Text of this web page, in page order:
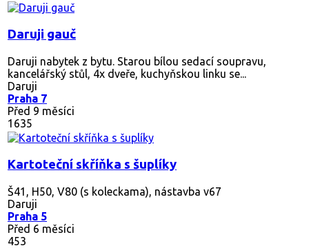
Daruji gauč
Daruji nabytek z bytu. Starou bílou sedací soupravu,
kancelářský stůl, 4x dveře, kuchyňskou linku se...
Daruji
Praha 7
Před 9 měsíci
1635
Kartoteční skříňka s šuplíky
Š41, H50, V80 (s koleckama), nástavba v67
Daruji
Praha 5
Před 6 měsíci
453